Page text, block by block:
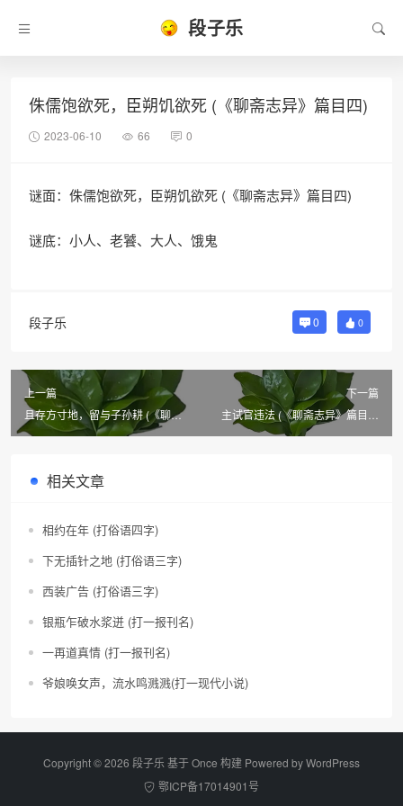
段子乐
侏儒饱欲死，臣朔饥欲死 (《聊斋志异》篇目四)
2023-06-10 66 0
谜面：侏儒饱欲死，臣朔饥欲死 (《聊斋志异》篇目四)
谜底：小人、老饕、大人、饿鬼
段子乐 0 0
上一篇
且存方寸地，留与子孙耕 (《聊斋
志异》篇目四)
下一篇
主试官违法 (《聊斋志异》篇目，
相关文章
相约在年 (打俗语四字)
下无插针之地 (打俗语三字)
西装广告 (打俗语三字)
银瓶乍破水浆迸 (打一报刊名)
一再道真情 (打一报刊名)
爷娘唤女声，流水鸣溅溅(打一现代小说)
Copyright © 2026 段子乐 基于 Once 构建 Powered byWordPress
鄂ICP备17014901号